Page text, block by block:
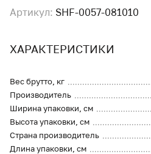
Артикул: SHF-0057-081010
ХАРАКТЕРИСТИКИ
Вес брутто, кг
Производитель
Ширина упаковки, см
Высота упаковки, см
Страна производитель
Длина упаковки, см